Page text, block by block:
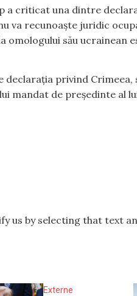
a criticat una dintre
va recunoaște juridic
omologului său ucrainean
privind
mandat de președinte al
us by selecting that text
Externe